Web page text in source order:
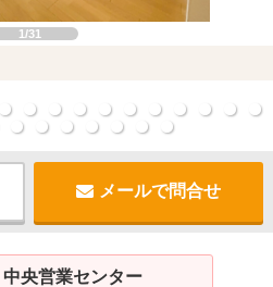
1/31
メールで問合せ
中央営業センター